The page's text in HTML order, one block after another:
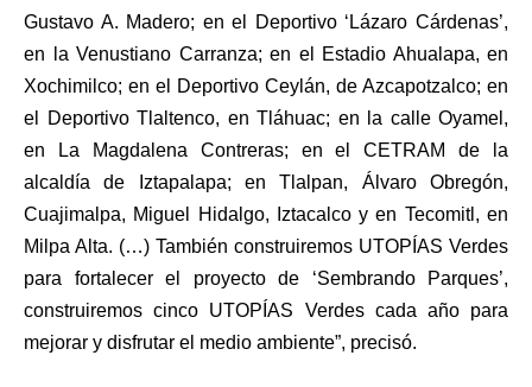
Gustavo A. Madero; en el Deportivo ‘Lázaro Cárdenas’,
en la Venustiano Carranza; en el Estadio Ahualapa, en
Xochimilco; en el Deportivo Ceylán, de Azcapotzalco; en
el Deportivo Tlaltenco, en Tláhuac; en la calle Oyamel,
en La Magdalena Contreras; en el CETRAM de la
alcaldía de Iztapalapa; en Tlalpan, Álvaro Obregón,
Cuajimalpa, Miguel Hidalgo, Iztacalco y en Tecomitl, en
Milpa Alta. (…) También construiremos UTOPÍAS Verdes
para fortalecer el proyecto de ‘Sembrando Parques’,
construiremos cinco UTOPÍAS Verdes cada año para
mejorar y disfrutar el medio ambiente”, precisó.